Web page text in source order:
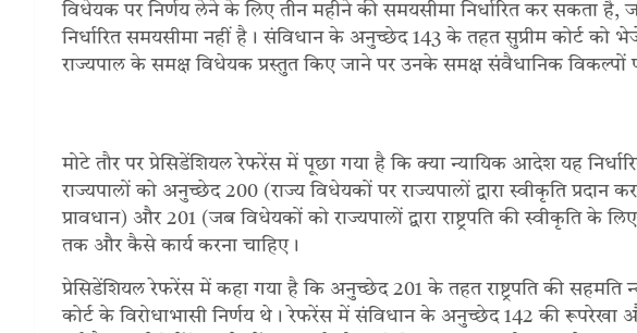
विधेयक पर निर्णय लेने के लिए तीन महीने की समयसीमा निर्धारित कर सकता
निर्धारित समयसीमा नहीं है। संविधान के अनुच्छेद 143 के तहत सुप्रीम कोर्ट
राज्यपाल के समक्ष विधेयक प्रस्तुत किए जाने पर उनके समक्ष संवैधानिक विकल्पों
मोटे तौर पर प्रेसिडेंशियल रेफरेंस में पूछा गया है कि क्या न्यायिक आदेश यह
राज्यपालों को अनुच्छेद 200 (राज्य विधेयकों पर राज्यपालों द्वारा स्वीकृति प्रदान
प्रावधान) और 201 (जब विधेयकों को राज्यपालों द्वारा राष्ट्रपति की स्वीकृति के
तक और कैसे कार्य करना चाहिए।
प्रेसिडेंशियल रेफरेंस में कहा गया है कि अनुच्छेद 201 के तहत राष्ट्रपति की सहमति
कोर्ट के विरोधाभासी निर्णय थे। रेफरेंस में संविधान के अनुच्छेद 142 की रूपरेखा और